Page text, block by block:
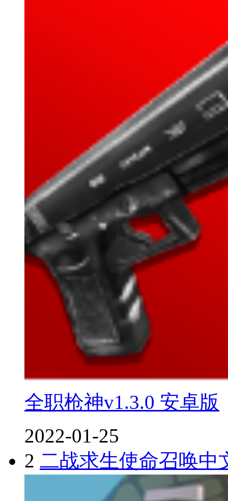
全职枪神v1.3.0 安卓版
2022-01-25
2 二战求生使命召唤中